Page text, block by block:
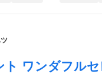
ト ワンダフル